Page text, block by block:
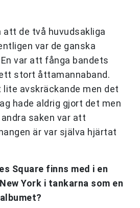
att de två huvudsakliga
var de ganska
var att fånga bandets
stort åttamannaband.
lite avskräckande men det
hade aldrig gjort det men
saken var att
är var själva hjärtat
Square finns med i en
York i tankarna som en